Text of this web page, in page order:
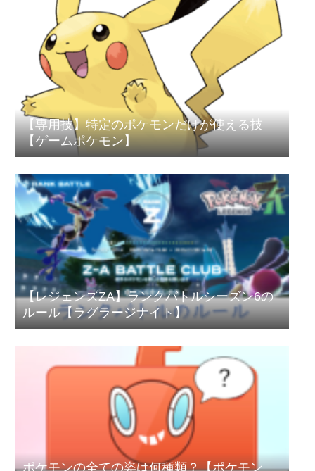
【専用技】特定のポケモンだけが使える技
【ゲームポケモン】
【レジェンズZA】ランクバトルシーズン6の
ルール【ラグラージナイト】
ポケモンの全ての姿は何種類？【ポケモン